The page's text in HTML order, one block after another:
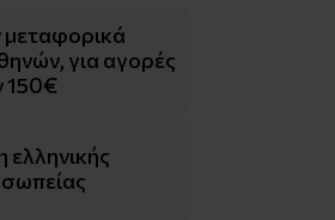
για αγορές
150€
ελληνικής